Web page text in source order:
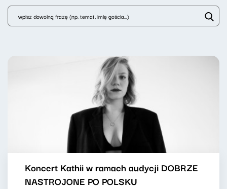
Koncert Kathii w ramach audycji DOBRZE
NASTROJONE PO POLSKU